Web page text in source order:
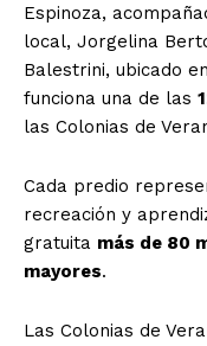
Espinoza,
local, Jorgelina
Balestrini, ubicado
funciona una de las
las Colonias de
Cada predio
recreación y
gratuita más de 80
mayores.
Las Colonias de